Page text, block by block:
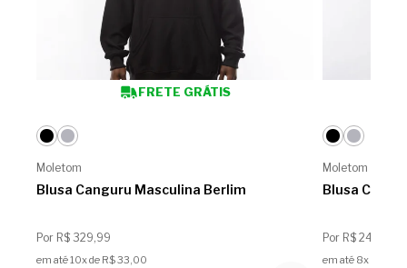
FRETE GRÁTIS
Moletom
Blusa Canguru Masculina Berlim
Por R$ 329,99
em até 10x de R$ 33,00
Moletom
Blusa
Por R$ 249,99
em até 8x de R$